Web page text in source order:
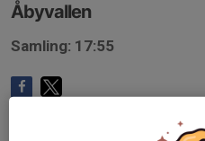
Åbyvallen
Samling: 17:55